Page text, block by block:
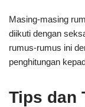
Masing-masing
diikuti dengan
rumus-rumus ini
penghitungan
Tips dan